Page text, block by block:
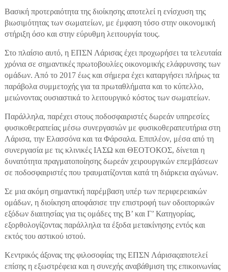
Βασική προτεραιότητα της διοίκησης αποτελεί η ενίσχυση της
βιωσιμότητας των σωματείων, με έμφαση τόσο στην οικονομική
στήριξη όσο και στην εύρυθμη λειτουργία τους.
Στο πλαίσιο αυτό, η ΕΠΣΝ Λάρισας έχει προχωρήσει τα τελευταία
χρόνια σε σημαντικές πρωτοβουλίες οικονομικής ελάφρυνσης των
ομάδων. Από το 2017 έως και σήμερα έχει καταργήσει πλήρως τα
παράβολα συμμετοχής για τα πρωταθλήματα και το κύπελλο,
μειώνοντας ουσιαστικά το λειτουργικό κόστος των σωματείων.
Παράλληλα, παρέχει στους ποδοσφαιριστές δωρεάν υπηρεσίες
φυσικοθεραπείας μέσω συνεργασιών με φυσικοθεραπευτήρια στη
Λάρισα, την Ελασσόνα και τα Φάρσαλα. Επιπλέον, μέσα από τη
συνεργασία με τις κλινικές ΙΑΣΩ και ΘΕΟΤΟΚΟΣ, δίνεται η
δυνατότητα πραγματοποίησης δωρεάν χειρουργικών επεμβάσεων
σε ποδοσφαιριστές που τραυματίζονται κατά τη διάρκεια αγώνων.
Σε μια ακόμη σημαντική παρέμβαση υπέρ των περιφερειακών
ομάδων, η διοίκηση αποφάσισε την επιστροφή των οδοιπορικών
εξόδων διαιτησίας για τις ομάδες της Β’ και Γ’ Κατηγορίας,
εξορθολογίζοντας παράλληλα τα έξοδα μετακίνησης εντός και
εκτός του αστικού ιστού.
Κεντρικός άξονας της φιλοσοφίας της ΕΠΣΝ Λάρισαςαποτελεί
επίσης η εξωστρέφεια και η συνεχής αναβάθμιση της επικοινωνίας